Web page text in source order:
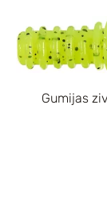
Gumijas